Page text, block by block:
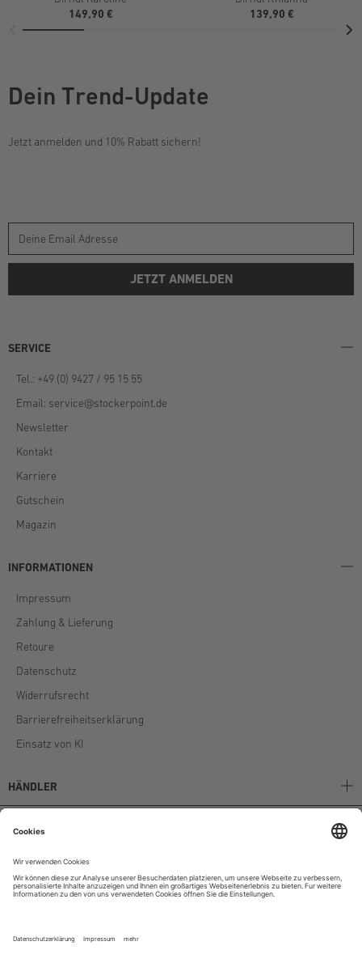
149,90 €
139,90 €
Dein Trend-Update
Jetzt anmelden und 10% Rabatt sichern!
JETZT ANMELDEN
SERVICE
Tel.: +49 (0) 9427 / 95 15 55
Email: service@stockerpoint.de
Newsletter
Kontakt
Karriere
Gutschein
Magazin
INFORMATIONEN
Impressum
Zahlung & Lieferung
Retoure
Datenschutz
Widerrufsrecht
Barrierefreiheitserklärung
Einsatz von KI
HÄNDLER
AGB
Unternehmen